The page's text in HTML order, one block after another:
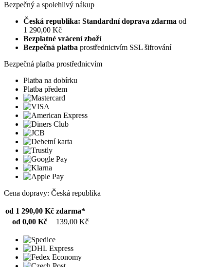
Bezpečný a spolehlivý nákup
Česká republika: Standardní doprava zdarma od
1 290,00 Kč
Bezplatné vrácení zboží
Bezpečná platba prostřednictvím SSL šifrování
Bezpečná platba prostřednicvím
Platba na dobírku
Platba předem
Cena dopravy: Česká republika
od 1 290,00 Kč zdarma*
od 0,00 Kč
139,00 Kč